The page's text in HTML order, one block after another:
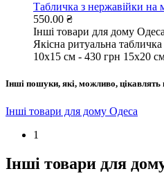
Табличка з нержавійки на
550.00 ₴
Інші товари для дому
Якісна ритуальна
10х15 см - 430 грн 15х20
Інші пошуки, які, можливо, цікавлять
Інші товари для дому Одеса
1
Інші товари для